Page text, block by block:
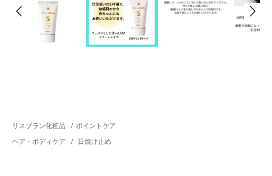
リスブラン化粧品 / ポイントケア
ヘア・ボディケア / 日焼け止め